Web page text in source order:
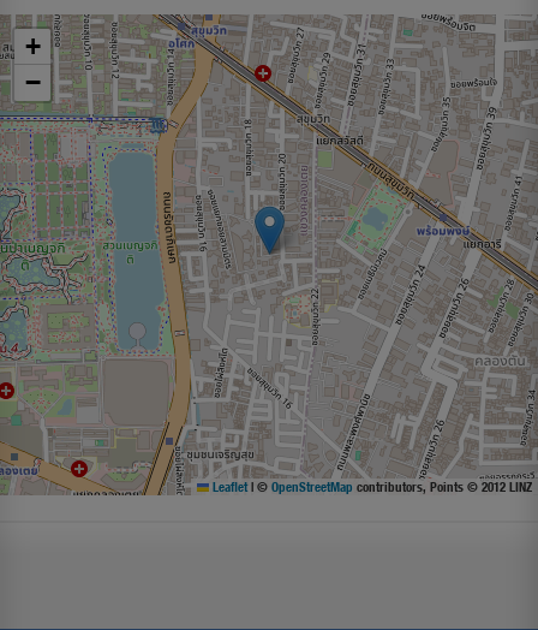
+
−
Leaflet | © OpenStreetMap contributors, Points © 2012 LINZ